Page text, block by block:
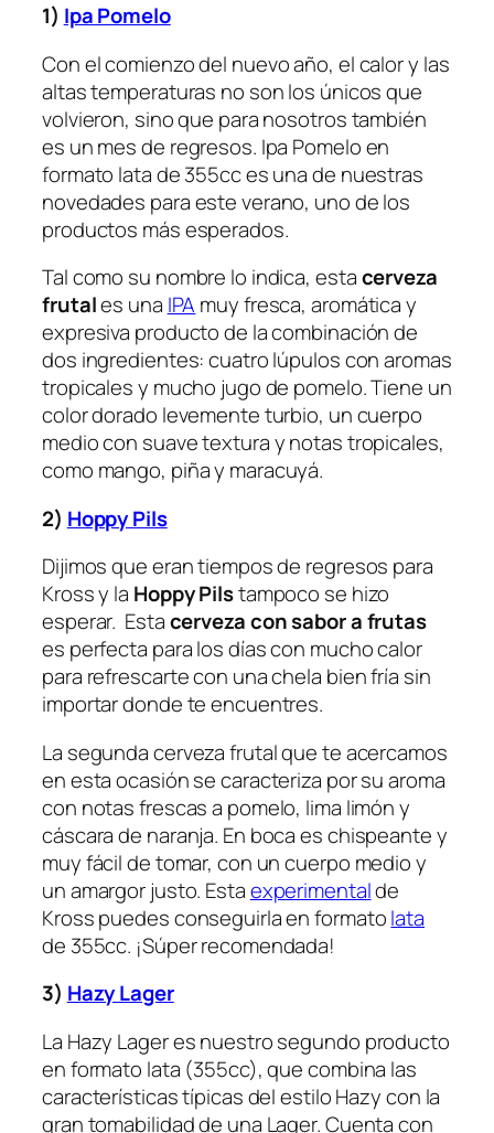
1) Ipa Pomelo
Con el comienzo del nuevo año, el calor y las
altas temperaturas no son los únicos que
volvieron, sino que para nosotros también
es un mes de regresos. Ipa Pomelo en
formato lata de 355cc es una de nuestras
novedades para este verano, uno de los
productos más esperados.
Tal como su nombre lo indica, estacerveza
frutales una IPA muy fresca, aromática y
expresiva producto de la combinación de
dos ingredientes: cuatro lúpulos con aromas
tropicales y mucho jugo de pomelo. Tiene un
color dorado levemente turbio, un cuerpo
medio con suave textura y notas tropicales,
como mango, piña y maracuyá.
2) Hoppy Pils
Dijimos que eran tiempos de regresos para
Kross y la Hoppy Pilstampoco se hizo
esperar. Estacerveza con sabor a frutas
es perfecta para los días con mucho calor
para refrescarte con una chela bien fría sin
importar donde te encuentres.
La segunda cerveza frutal que te acercamos
en esta ocasión se caracteriza por su aroma
con notas frescas a pomelo, lima limón y
cáscara de naranja. En boca es chispeante y
muy fácil de tomar, con un cuerpo medio y
un amargor justo. Estaexperimentalde
Kross puedes conseguirla en formatolata
de 355cc. ¡Súper recomendada!
3) Hazy Lager
La Hazy Lager es nuestro segundo producto
en formato lata (355cc), que combina las
características típicas del estilo Hazy con la
gran tomabilidad de una Lager. Cuenta con